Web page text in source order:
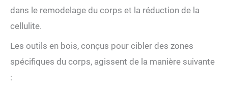
dans le remodelage du corps et la réduction de la
cellulite.
Les outils en bois, conçus pour cibler des zones
spécifiques du corps, agissent de la manière suivante
: